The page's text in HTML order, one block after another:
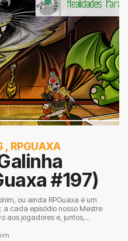
, RPGUAXA
#197)
ou ainda RPGuaxa é um
cada episódio nosso Mestre
aos jogadores e, juntos,...